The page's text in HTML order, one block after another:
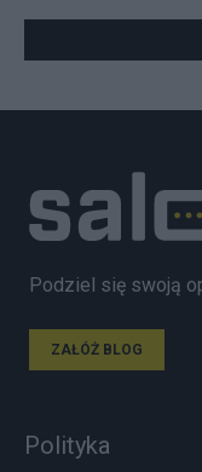
Podziel się swoją
ZAŁÓŻ BLOG
Polityka